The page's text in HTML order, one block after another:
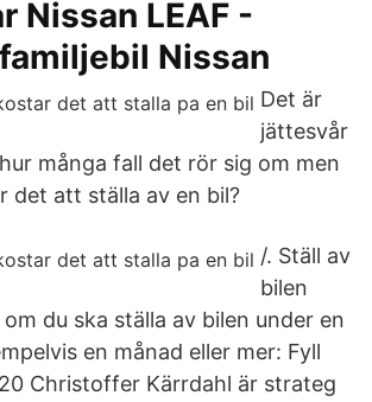
Nissan LEAF -
Nissan
Det är
jättesvår
många fall det rör sig om men
det att ställa av en bil?
/. Ställ av
bilen
du ska ställa av bilen under en
en månad eller mer: Fyll
Christoffer Kärrdahl är strateg